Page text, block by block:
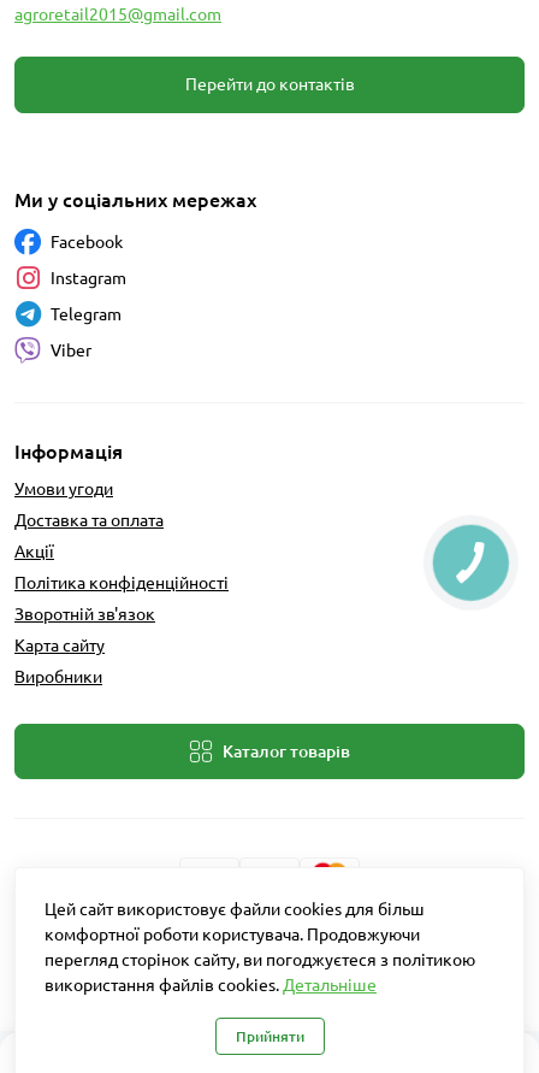
agroretail2015@gmail.com
Перейти до контактів
Інформація
Умови угоди
Доставка та оплата
Акції
Політика конфіденційності
Зворотній зв'язок
Карта сайту
Виробники
Каталог товарів
Ми у соціальних мережах
Facebook
Instagram
Telegram
Viber
Розробник: Intent Solutions
Агро Рітейл © 2026
Цей сайт використовує файли cookies для більш
комфортної роботи користувача. Продовжуючи
перегляд сторінок сайту, ви погоджуєтеся з політикою
використання файлів cookies. Детальніше
Прийняти